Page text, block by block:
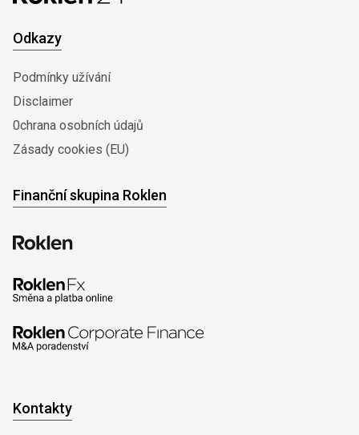
Odkazy
Podmínky užívání
Disclaimer
0chrana osobních údajů
Zásady cookies (EU)
Finanční skupina Roklen
Kontakty